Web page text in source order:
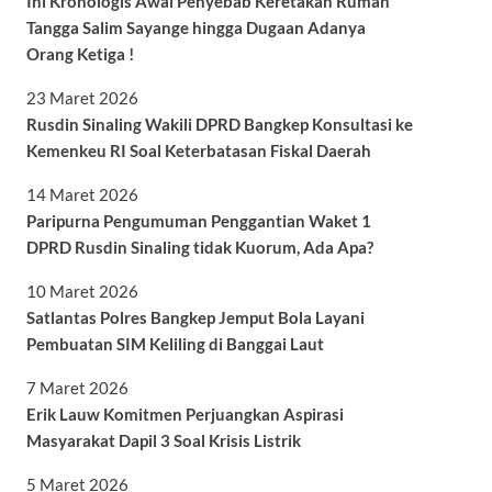
Tangga Salim Sayange hingga Dugaan Adanya
Orang Ketiga !
23 Maret 2026
Rusdin Sinaling Wakili DPRD Bangkep Konsultasi ke
Kemenkeu RI Soal Keterbatasan Fiskal Daerah
14 Maret 2026
Paripurna Pengumuman Penggantian Waket 1
DPRD Rusdin Sinaling tidak Kuorum, Ada Apa?
10 Maret 2026
Satlantas Polres Bangkep Jemput Bola Layani
Pembuatan SIM Keliling di Banggai Laut
7 Maret 2026
Erik Lauw Komitmen Perjuangkan Aspirasi
Masyarakat Dapil 3 Soal Krisis Listrik
5 Maret 2026